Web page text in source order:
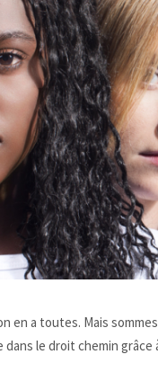
en a toutes. Mais
le droit chemin